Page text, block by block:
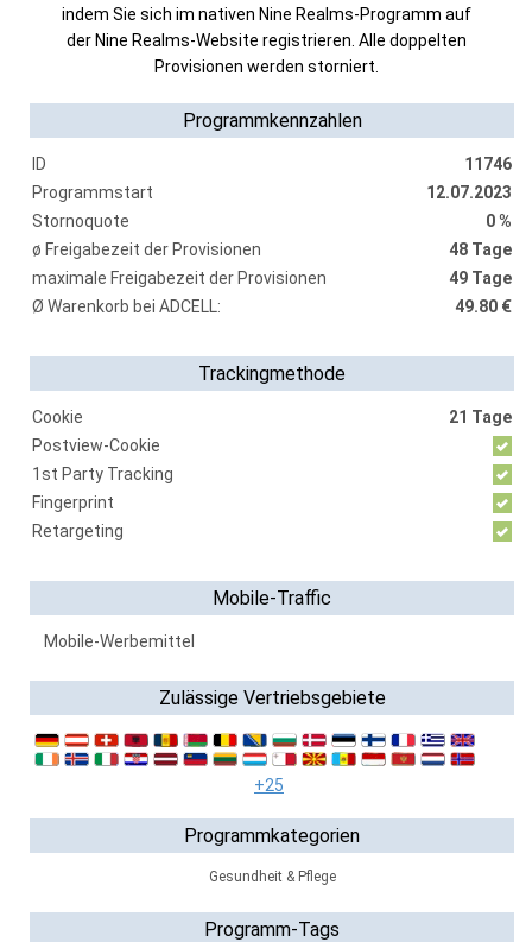
indem Sie sich im nativen Nine Realms-Programm auf
der Nine Realms-Website registrieren. Alle doppelten
Provisionen werden storniert.
Programmkennzahlen
ID
11746
Programmstart
12.07.2023
Stornoquote
0 %
ø Freigabezeit der Provisionen
48 Tage
maximale Freigabezeit der Provisionen
49 Tage
Ø Warenkorb bei ADCELL:
49.80 €
Trackingmethode
Cookie
21 Tage
Postview-Cookie
1st Party Tracking
Fingerprint
Retargeting
Mobile-Traffic
Mobile-Werbemittel
Zulässige Vertriebsgebiete
+25
Programmkategorien
Gesundheit & Pflege
Programm-Tags